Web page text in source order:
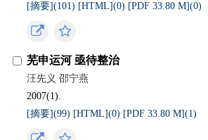
[摘要](101) [HTML](0) [PDF 33.80 M](0)
芜申运河 亟待整治
汪先义 邵宁燕
2007(1).
[摘要](99) [HTML](0) [PDF 33.80 M](1)